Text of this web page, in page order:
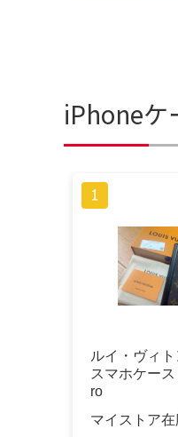
iPhoneケ
ルイ・ヴィ
スマホケー
ro
マイストア在